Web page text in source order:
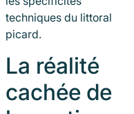
techniques du littoral
picard.
La réalité
cachée de